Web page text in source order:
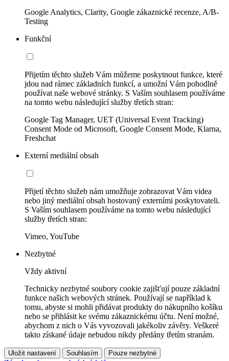
Google Analytics, Clarity, Google zákaznické recenze, A/B-
Testing
Funkční
Přijetím těchto služeb Vám můžeme poskytnout funkce, které
jdou nad rámec základních funkcí, a umožní Vám pohodlně
používat naše webové stránky. S Vaším souhlasem používáme
na tomto webu následující služby třetích stran:
Google Tag Manager, UET (Universal Event Tracking)
Consent Mode od Microsoft, Google Consent Mode, Klarna,
Freshchat
Externí mediální obsah
Přijetí těchto služeb nám umožňuje zobrazovat Vám videa
nebo jiný mediální obsah hostovaný externími poskytovateli.
S Vaším souhlasem používáme na tomto webu následující
služby třetích stran:
Vimeo, YouTube
Nezbytné
Vždy aktivní
Technicky nezbytné soubory cookie zajišťují pouze základní
funkce našich webových stránek. Používají se například k
tomu, abyste si mohli přidávat produkty do nákupního košíku
nebo se přihlásit ke svému zákaznickému účtu. Není možné,
abychom z nich o Vás vyvozovali jakékoliv závěry. Veškeré
takto získané údaje nebudou nikdy předány třetím stranám.
Uložit nastavení Souhlasím Pouze nezbytné